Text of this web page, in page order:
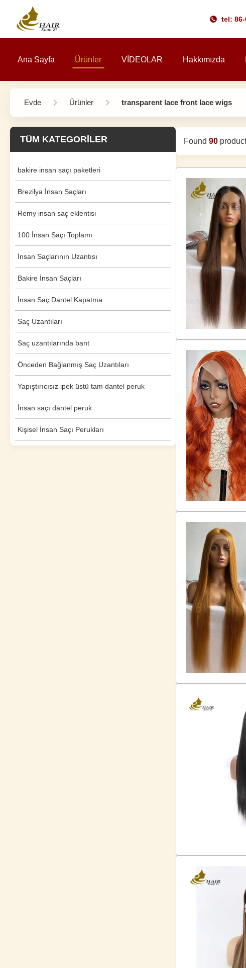
tel: 86-
Ana Sayfa Ürünler VİDEOLAR Hakkımızda
Evde Ürünler transparent lace front lace wigs
TÜM KATEGORILER
bakire insan saçı paketleri
Brezilya İnsan Saçları
Remy insan saç eklentisi
100 İnsan Saçı Toplamı
İnsan Saçlarının Uzantısı
Bakire İnsan Saçları
İnsan Saç Dantel Kapatma
Saç Uzantıları
Saç uzantılarında bant
Önceden Bağlanmış Saç Uzantıları
Yapıştırıcısız ipek üstü tam dantel peruk
İnsan saçı dantel peruk
Kişisel İnsan Saçı Perukları
Found 90